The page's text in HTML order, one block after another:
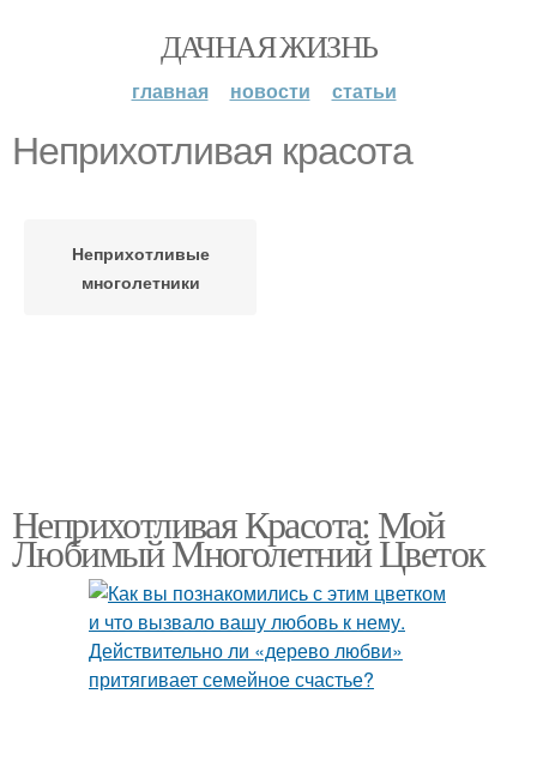
ДАЧНАЯ ЖИЗНЬ
главная новости статьи
Неприхотливая красота
Неприхотливые
многолетники
Неприхотливая Красота: Мой
Любимый Многолетний Цветок